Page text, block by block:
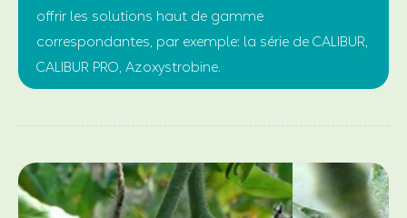
offrir les solutions haut de gamme
correspondantes, par exemple: la série de CALIBUR,
CALIBUR PRO, Azoxystrobine.